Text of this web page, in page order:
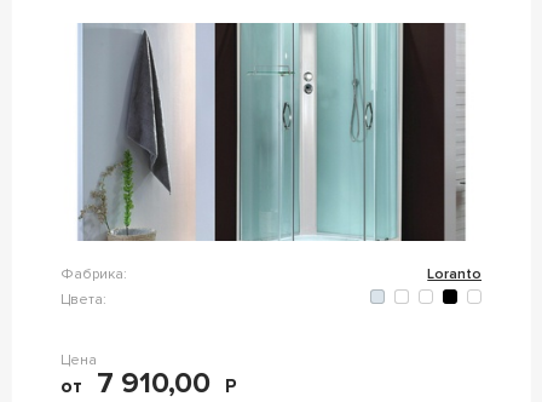
Фабрика:
Loranto
Цвета:
Цена
от 7 910,00 Р